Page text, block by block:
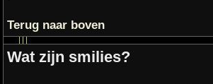
Terug naar boven
Wat zijn smilies?